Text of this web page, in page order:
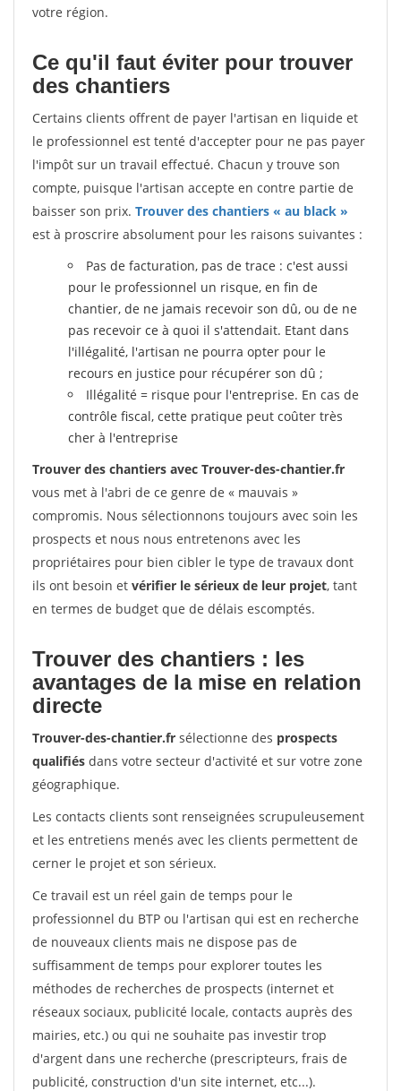
votre région.
Ce qu'il faut éviter pour trouver
des chantiers
Certains clients offrent de payer l'artisan en liquide et
le professionnel est tenté d'accepter pour ne pas payer
l'impôt sur un travail effectué. Chacun y trouve son
compte, puisque l'artisan accepte en contre partie de
baisser son prix. Trouver des chantiers « au black »
est à proscrire absolument pour les raisons suivantes :
Pas de facturation, pas de trace : c'est aussi
pour le professionnel un risque, en fin de
chantier, de ne jamais recevoir son dû, ou de ne
pas recevoir ce à quoi il s'attendait. Etant dans
l'illégalité, l'artisan ne pourra opter pour le
recours en justice pour récupérer son dû ;
Illégalité = risque pour l'entreprise. En cas de
contrôle fiscal, cette pratique peut coûter très
cher à l'entreprise
Trouver des chantiers avec Trouver-des-chantier.fr
vous met à l'abri de ce genre de « mauvais »
compromis. Nous sélectionnons toujours avec soin les
prospects et nous nous entretenons avec les
propriétaires pour bien cibler le type de travaux dont
ils ont besoin et vérifier le sérieux de leur projet, tant
en termes de budget que de délais escomptés.
Trouver des chantiers : les
avantages de la mise en relation
directe
Trouver-des-chantier.fr sélectionne des prospects
qualifiés dans votre secteur d'activité et sur votre zone
géographique.
Les contacts clients sont renseignées scrupuleusement
et les entretiens menés avec les clients permettent de
cerner le projet et son sérieux.
Ce travail est un réel gain de temps pour le
professionnel du BTP ou l'artisan qui est en recherche
de nouveaux clients mais ne dispose pas de
suffisamment de temps pour explorer toutes les
méthodes de recherches de prospects (internet et
réseaux sociaux, publicité locale, contacts auprès des
mairies, etc.) ou qui ne souhaite pas investir trop
d'argent dans une recherche (prescripteurs, frais de
publicité, construction d'un site internet, etc...).